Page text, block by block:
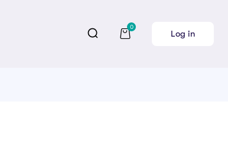
0
Log in